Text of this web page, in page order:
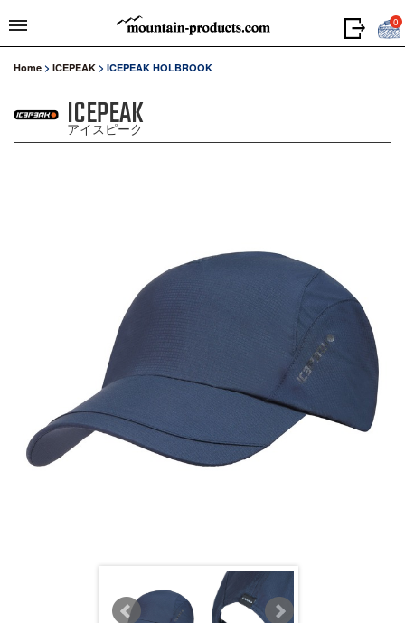
0
Home > ICEPEAK > ICEPEAK HOLBROOK
ICEPEAK
アイスピーク